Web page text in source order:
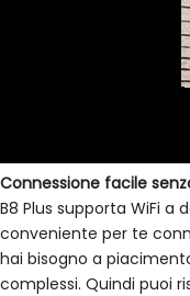
Connessione facile
B8 Plus supporta WiFi a
conveniente per te
hai bisogno a
complessi. Quindi puoi